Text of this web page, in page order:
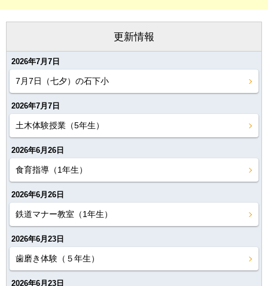
更新情報
2026年7月7日
7月7日（七夕）の石下小
2026年7月7日
土木体験授業（5年生）
2026年6月26日
食育指導（1年生）
2026年6月26日
鉄道マナー教室（1年生）
2026年6月23日
歯磨き体験（５年生）
2026年6月23日